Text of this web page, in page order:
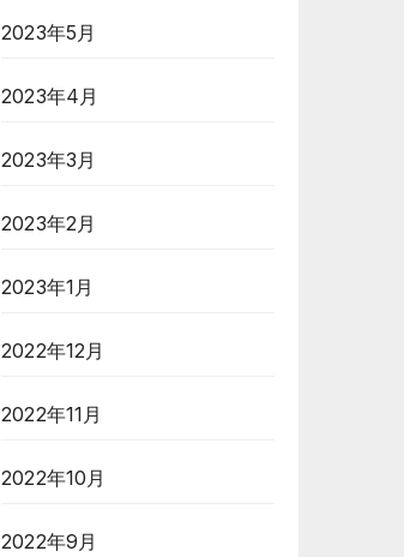
2023年5月
2023年4月
2023年3月
2023年2月
2023年1月
2022年12月
2022年11月
2022年10月
2022年9月